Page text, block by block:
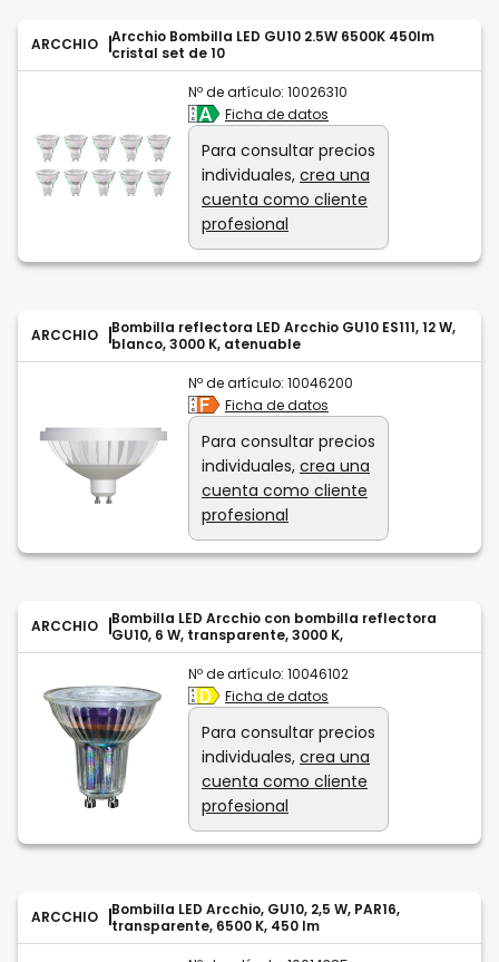
ARCCHIO
Arcchio Bombilla LED GU10 2.5W 6500K 450lm
cristal set de 10
Nº de artículo: 10026310
Ficha de datos
Para consultar precios
individuales, crea una
cuenta como cliente
profesional
ARCCHIO
Bombilla reflectora LED Arcchio GU10 ES111, 12 W,
blanco, 3000 K, atenuable
Nº de artículo: 10046200
Ficha de datos
Para consultar precios
individuales, crea una
cuenta como cliente
profesional
ARCCHIO
Bombilla LED Arcchio con bombilla reflectora
GU10, 6 W, transparente, 3000 K,
Nº de artículo: 10046102
Ficha de datos
Para consultar precios
individuales, crea una
cuenta como cliente
profesional
ARCCHIO
Bombilla LED Arcchio, GU10, 2,5 W, PAR16,
transparente, 6500 K, 450 lm